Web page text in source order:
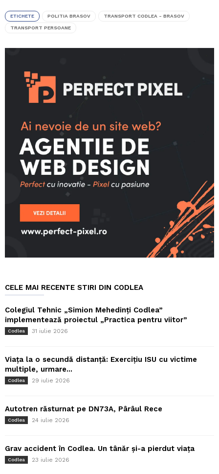
ETICHETE POLITIA BRASOV TRANSPORT CODLEA - BRASOV
TRANSPORT PERSOANE
CELE MAI RECENTE STIRI DIN CODLEA
Colegiul Tehnic „Simion Mehedinți Codlea”
implementează proiectul „Practica pentru viitor”
Codlea 31 iulie 2026
Viața la o secundă distanță: Exercițiu ISU cu victime
multiple, urmare...
Codlea 29 iulie 2026
Autotren răsturnat pe DN73A, Pârâul Rece
Codlea 24 iulie 2026
Grav accident în Codlea. Un tânăr și-a pierdut viața
Codlea 23 iulie 2026